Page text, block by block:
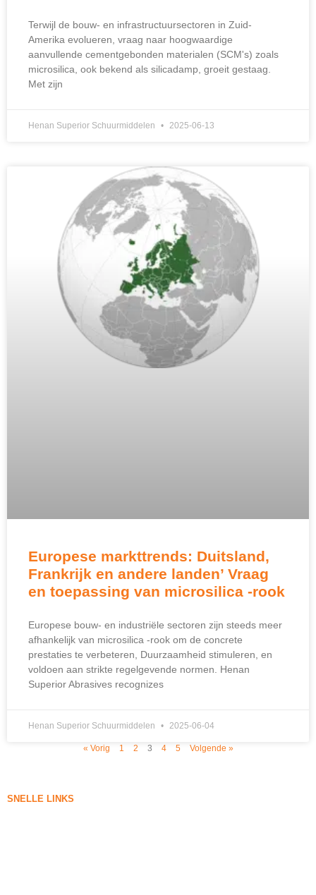
Terwijl de bouw- en infrastructuursectoren in Zuid-
Amerika evolueren, vraag naar hoogwaardige
aanvullende cementgebonden materialen (SCM's) zoals
microsilica, ook bekend als silicadamp, groeit gestaag.
Met zijn
Henan Superior Schuurmiddelen 2025-06-13
Europese markttrends: Duitsland,
Frankrijk en andere landen’ Vraag
en toepassing van microsilica -rook
Europese bouw- en industriële sectoren zijn steeds meer
afhankelijk van microsilica -rook om de concrete
prestaties te verbeteren, Duurzaamheid stimuleren, en
voldoen aan strikte regelgevende normen. Henan
Superior Abrasives recognizes
Henan Superior Schuurmiddelen 2025-06-04
« Vorig 1 2 3 4 5 Volgende »
SNELLE LINKS